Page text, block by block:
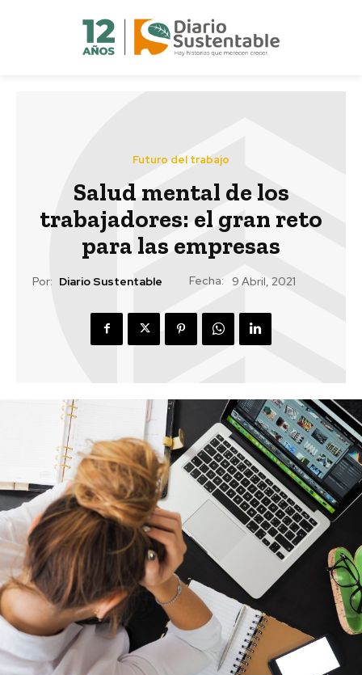
Futuro del trabajo
Salud mental de los
trabajadores: el gran reto
para las empresas
Por: Diario Sustentable Fecha: 9 Abril, 2021